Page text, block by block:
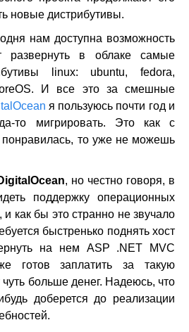
новые дистрибутивы.
нам доступна возможность
развернуть в облаке самые
linux: ubuntu, fedora,
И все это за смешные
я пользуюсь почти год и
то мигрировать. Это как с
понравилась, то уже не можешь
, но честно говоря, в
поддержку операционных
как бы это странно не звучало
быстренько поднять хост
на нем ASP .NET MVC
готов заплатить за такую
больше денег. Надеюсь, что
доберется до реализации